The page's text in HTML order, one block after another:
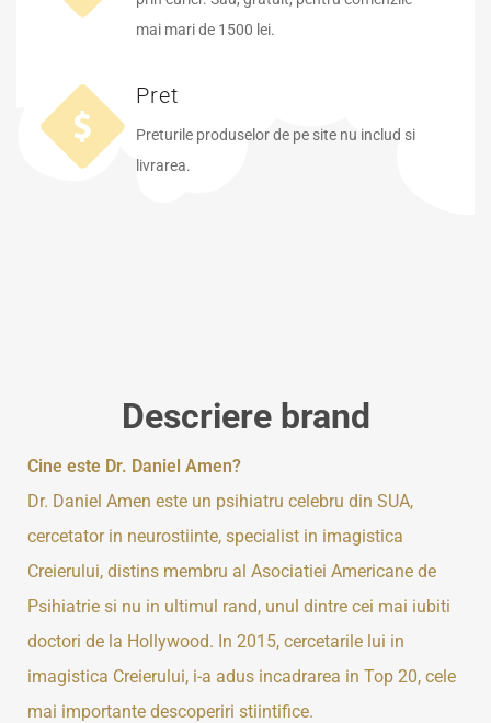
mai mari de 1500 lei.
Pret
Preturile produselor de pe site nu includ si
livrarea.
Descriere brand
Cine este Dr. Daniel Amen?
Dr. Daniel Amen este un psihiatru celebru din SUA,
cercetator in neurostiinte, specialist in imagistica
Creierului, distins membru al Asociatiei Americane de
Psihiatrie si nu in ultimul rand, unul dintre cei mai iubiti
doctori de la Hollywood. In 2015, cercetarile lui in
imagistica Creierului, i-a adus incadrarea in Top 20, cele
mai importante descoperiri stiintifice.